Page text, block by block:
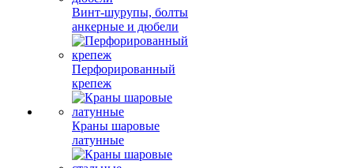
Винт-шурупы, болты
анкерные и дюбели
Перфорированный
крепеж
Краны шаровые
латунные